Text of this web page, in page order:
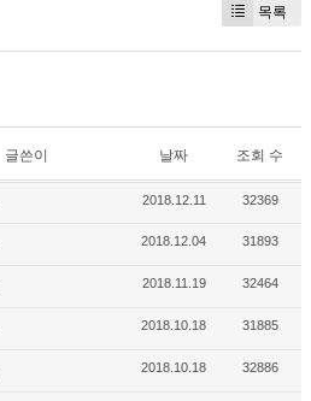
목록
글쓴이 날짜 조회 수
2018.12.11 32369
2018.12.04 31893
2018.11.19 32464
2018.10.18 31885
2018.10.18 32886